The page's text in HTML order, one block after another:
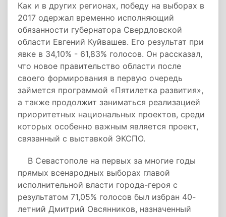
Как и в других регионах, победу на выборах в
2017 одержал временно исполняющий
обязанности губернатора Свердловской
области Евгений Куйвашев. Его результат при
явке в 34,10% - 61,83% голосов. Он рассказал,
что новое правительство области после
своего формирования в первую очередь
займется программой «Пятилетка развития»,
а также продолжит заниматься реализацией
приоритетных национальных проектов, среди
которых особенно важным является проект,
связанный с выставкой ЭКСПО.
В Севастополе на первых за многие годы
прямых всенародных выборах главой
исполнительной власти города-героя с
результатом 71,05% голосов был избран 40-
летний Дмитрий Овсянников, назначенный